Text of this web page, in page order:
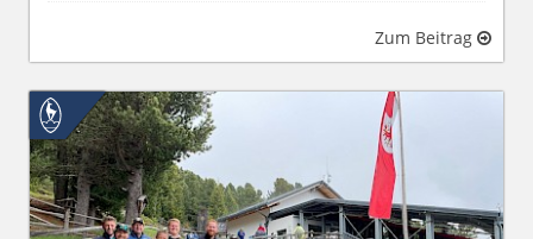
Zum Beitrag